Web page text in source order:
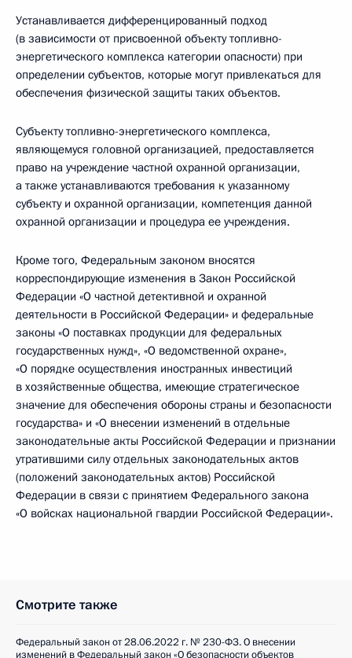
Устанавливается дифференцированный подход
(в зависимости от присвоенной объекту топливно-
энергетического комплекса категории опасности) при
определении субъектов, которые могут привлекаться для
обеспечения физической защиты таких объектов.
Субъекту топливно-энергетического комплекса,
являющемуся головной организацией, предоставляется
право на учреждение частной охранной организации,
а также устанавливаются требования к указанному
субъекту и охранной организации, компетенция данной
охранной организации и процедура ее учреждения.
Кроме того, Федеральным законом вносятся
корреспондирующие изменения в Закон Российской
Федерации «О частной детективной и охранной
деятельности в Российской Федерации» и федеральные
законы «О поставках продукции для федеральных
государственных нужд», «О ведомственной охране»,
«О порядке осуществления иностранных инвестиций
в хозяйственные общества, имеющие стратегическое
значение для обеспечения обороны страны и безопасности
государства» и «О внесении изменений в отдельные
законодательные акты Российской Федерации и признании
утратившими силу отдельных законодательных актов
(положений законодательных актов) Российской
Федерации в связи с принятием Федерального закона
«О войсках национальной гвардии Российской Федерации».
Смотрите также
Федеральный закон от 28.06.2022 г. № 230-ФЗ. О внесении
изменений в Федеральный закон «О безопасности объектов